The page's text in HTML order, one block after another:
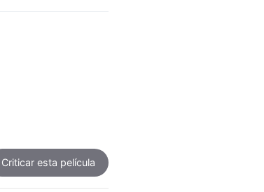
Criticar esta película